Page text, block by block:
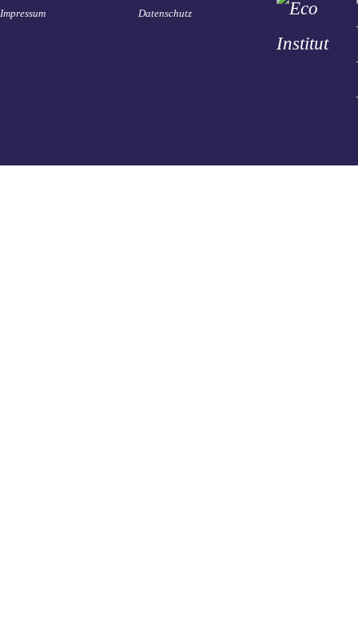
Impressum
Datenschutz